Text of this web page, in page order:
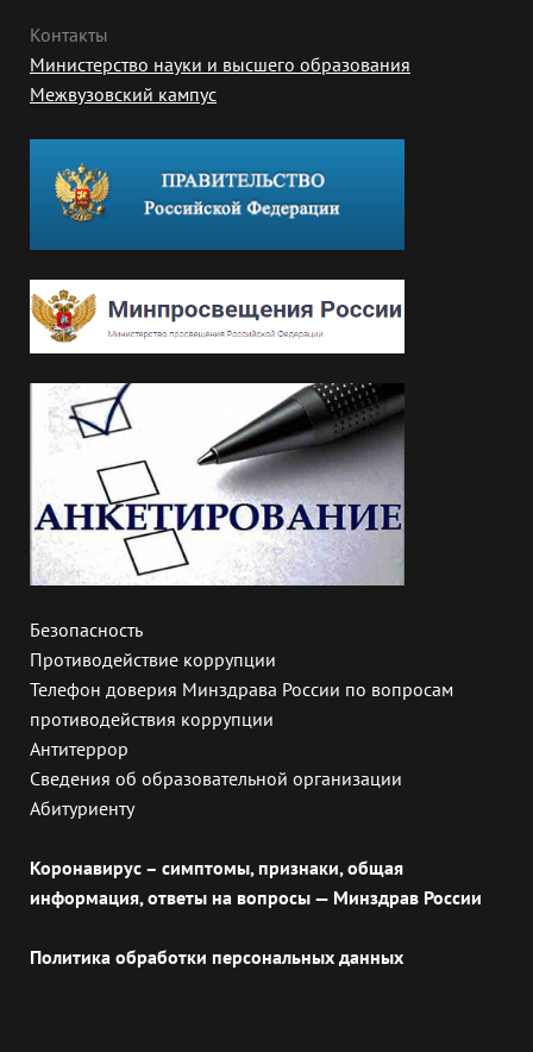
Контакты
Министерство науки и высшего образования
Межвузовский кампус
Безопасность
Противодействие коррупции
Телефон доверия Минздрава России по вопросам
противодействия коррупции
Антитеррор
Сведения об образовательной организации
Абитуриенту
Коронавирус – симптомы, признаки, общая
информация, ответы на вопросы — Минздрав России
Политика обработки персональных данных